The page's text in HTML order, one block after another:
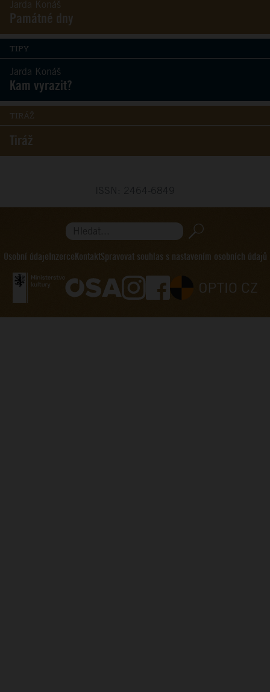
Jarda Konáš
Památné dny
TIPY
Jarda Konáš
Kam vyrazit?
TIRÁŽ
Tiráž
Hledat...
Osobní údaje Inzerce KontaktSpravovat souhlas s nastavením osobních údajů